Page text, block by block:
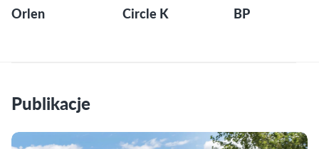
Orlen Circle K BP
Publikacje